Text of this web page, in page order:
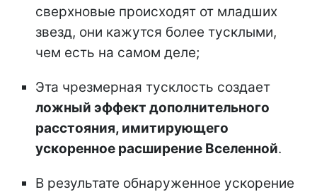
сверхновые происходят от младших
звезд, они кажутся более тусклыми,
чем есть на самом деле;
Эта чрезмерная тусклость создает
ложный эффект дополнительного
расстояния, имитирующего
ускоренное расширение Вселенной.
В результате обнаруженное ускорение